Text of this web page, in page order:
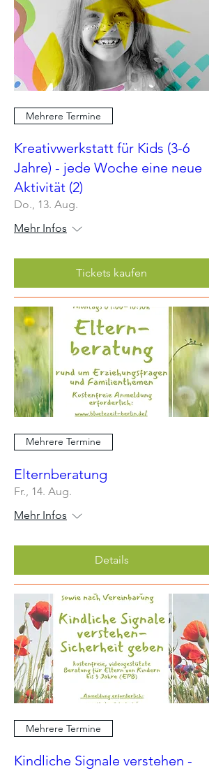
Mehrere Termine
Kreativwerkstatt für Kids (3-6
Jahre) - jede Woche eine neue
Aktivität (2)
Do., 13. Aug.
Mehr Infos
Tickets kaufen
Mehrere Termine
Elternberatung
Fr., 14. Aug.
Mehr Infos
Details
Mehrere Termine
Kindliche Signale verstehen -